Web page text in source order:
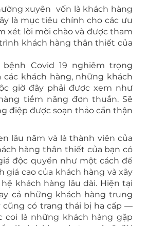
xuyên vốn là khách hàng
là mục tiêu chính cho các ưu
xét lời mời chào và được tham
khách hàng thân thiết của
Covid 19 nghiêm trọng
các khách hàng, những khách
giờ đây phải được xem như
tiềm năng đơn thuần. Sẽ
điệp được soạn thảo cẩn thận
lâu năm và là thành viên của
hàng thân thiết của bạn có
độc quyền như một cách để
giá cao của khách hàng và xây
khách hàng lâu dài. Hiện tại
cả những khách hàng trung
cũng có trạng thái bị hạ cấp —
coi là những khách hàng gặp